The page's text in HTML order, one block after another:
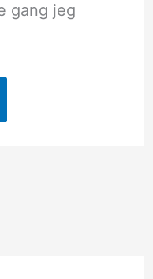
gang jeg